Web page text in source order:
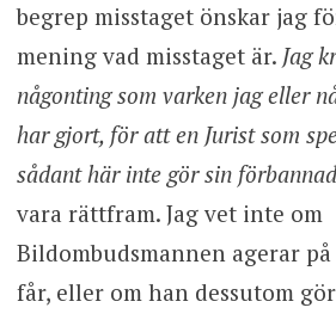
begrep misstaget önskar jag
mening vad misstaget är. Jag
någonting som varken jag eller
har gjort, för att en Jurist som
sådant här inte gör sin
vara rättfram. Jag vet inte om
Bildombudsmannen agerar
får, eller om han dessutom